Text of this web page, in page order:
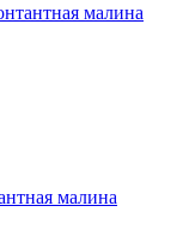
малина
малина